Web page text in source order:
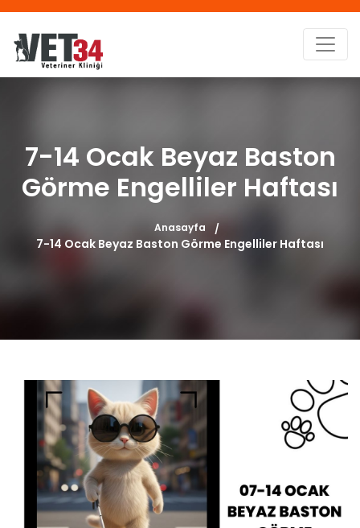
7-14 Ocak Beyaz Baston
Görme Engelliler Haftası
Anasayfa
7-14 Ocak Beyaz Baston Görme Engelliler Haftası